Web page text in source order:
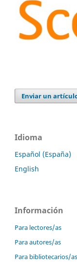
Enviar un
Idioma
Español (España)
English
Información
Para lectores/as
Para autores/as
Para bibliotecarios/as